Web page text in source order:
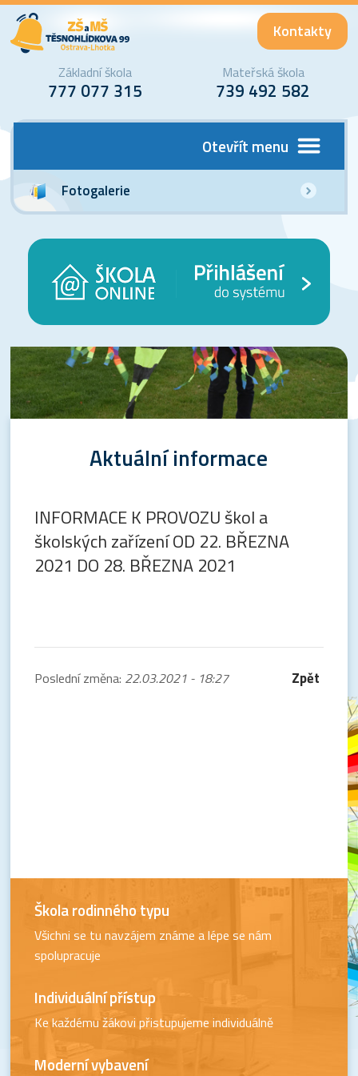
Kontakty
Základní škola
777 077 315
Mateřská škola
739 492 582
Otevřít menu
Fotogalerie
Aktuální informace
INFORMACE K PROVOZU škol a
školských zařízení OD 22. BŘEZNA
2021 DO 28. BŘEZNA 2021
Poslední změna: 22.03.2021 - 18:27 Zpět
Škola rodinného typu
Všichni se tu navzájem známe a lépe se nám
spolupracuje
Individuální přístup
Ke každému žákovi přistupujeme individuálně
Moderní vybavení